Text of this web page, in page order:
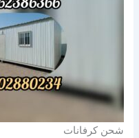
شحن كرفانات